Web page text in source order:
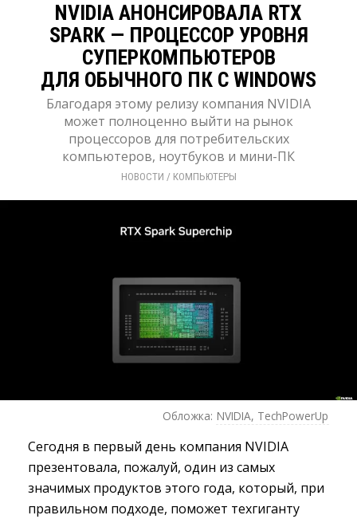
NVIDIA АНОНСИРОВАЛА RTX
SPARK — ПРОЦЕССОР УРОВНЯ
СУПЕРКОМПЬЮТЕРОВ
ДЛЯ ОБЫЧНОГО ПК С WINDOWS
Благодаря этому релизу компания NVIDIA
может полноценно выйти на рынок
процессоров для потребительских
компьютеров, ноутбуков и мини-ПК
НОВОСТИ / КОМПЬЮТЕРЫ
Обложка: NVIDIA, TechPowerUp
Сегодня в первый день компания NVIDIA
презентовала, пожалуй, один из самых
значимых продуктов этого года, который, при
правильном подходе, поможет техгиганту